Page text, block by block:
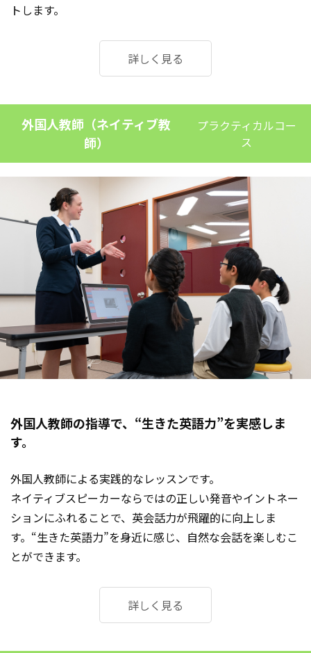
トします。
詳しく見る
外国人教師（ネイティブ教
師）
プラクティカルコー
ス
外国人教師の指導で、 “生きた英語力”を実感しま
す。
外国人教師による実践的なレッスンです。
ネイティブスピーカーならではの正しい発音やイントネー
ションにふれることで、英会話力が飛躍的に向上しま
す。“生きた英語力”を身近に感じ、自然な会話を楽しむこ
とができます。
詳しく見る